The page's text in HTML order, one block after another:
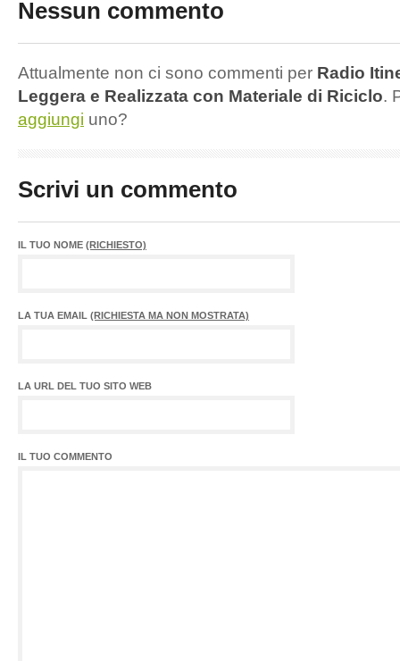
Nessun commento
Attualmente non ci sono commenti per Radio
Leggera e Realizzata con Materiale di Riciclo.
aggiungi uno?
Scrivi un commento
IL TUO NOME (RICHIESTO)
LA TUA EMAIL (RICHIESTA MA NON MOSTRATA)
LA URL DEL TUO SITO WEB
IL TUO COMMENTO